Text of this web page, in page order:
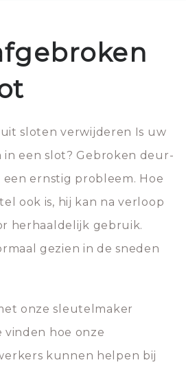
sloten verwijderen Is uw
een slot? Gebroken deur-
ernstig probleem. Hoe
ook is, hij kan na verloop
herhaaldelijk gebruik.
gezien in de sneden
onze sleutelmaker
hoe onze
kunnen helpen bij